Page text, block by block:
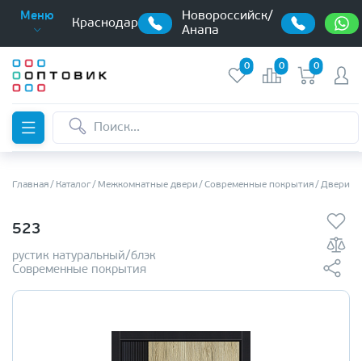
Меню
Краснодар
Новороссийск/
Анапа
0 0 0
Главная Каталог Межкомнатные двери Современные покрытия Двери с
523
рустик натуральный/блэк
Современные покрытия